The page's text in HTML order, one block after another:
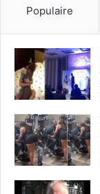
Populaire